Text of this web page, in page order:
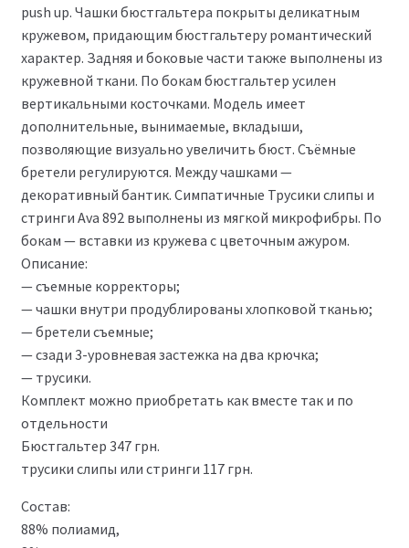
push up. Чашки бюстгальтера покрыты деликатным
кружевом, придающим бюстгальтеру романтический
характер. Задняя и боковые части также выполнены из
кружевной ткани. По бокам бюстгальтер усилен
вертикальными косточками. Модель имеет
дополнительные, вынимаемые, вкладыши,
позволяющие визуально увеличить бюст. Съёмные
бретели регулируются. Между чашками —
декоративный бантик. Симпатичные Трусики слипы и
стринги Ava 892 выполнены из мягкой микрофибры. По
бокам — вставки из кружева с цветочным ажуром.
Описание:
— съемные корректоры;
— чашки внутри продублированы хлопковой тканью;
— бретели съемные;
— сзади 3-уровневая застежка на два крючка;
— трусики.
Комплект можно приобретать как вместе так и по
отдельности
Бюстгальтер 347 грн.
трусики слипы или стринги 117 грн.
Состав:
88% полиамид,